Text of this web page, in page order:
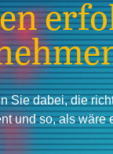
Sie dabei, die
und so, als wäre